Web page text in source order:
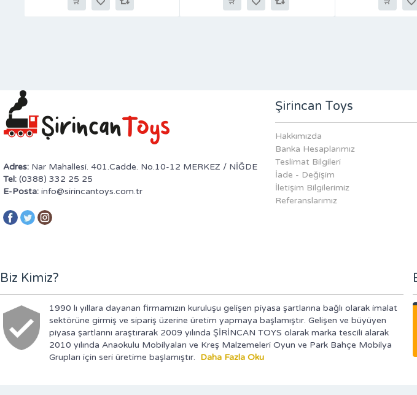
Adres: Nar Mahallesi. 401.Cadde. No.10-12 MERKEZ / NİĞDE
Tel: (0388) 332 25 25
E-Posta: info@sirincantoys.com.tr
Şirincan Toys
Hakkımızda
Banka Hesaplarımız
Teslimat Bilgileri
İade - Değişim
İletişim Bilgilerimiz
Referanslarımız
Biz Kimiz?
1990 lı yıllara dayanan firmamızın kuruluşu gelişen piyasa şartlarına bağlı olarak imalat
sektörüne girmiş ve sipariş üzerine üretim yapmaya başlamıştır. Gelişen ve büyüyen
piyasa şartlarını araştırarak 2009 yılında ŞİRİNCAN TOYS olarak marka tescili alarak
2010 yılında Anaokulu Mobilyaları ve Kreş Malzemeleri Oyun ve Park Bahçe Mobilya
Grupları için seri üretime başlamıştır. Daha Fazla Oku